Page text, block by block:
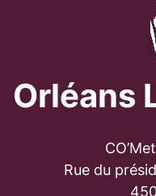
Orléans
Rue du